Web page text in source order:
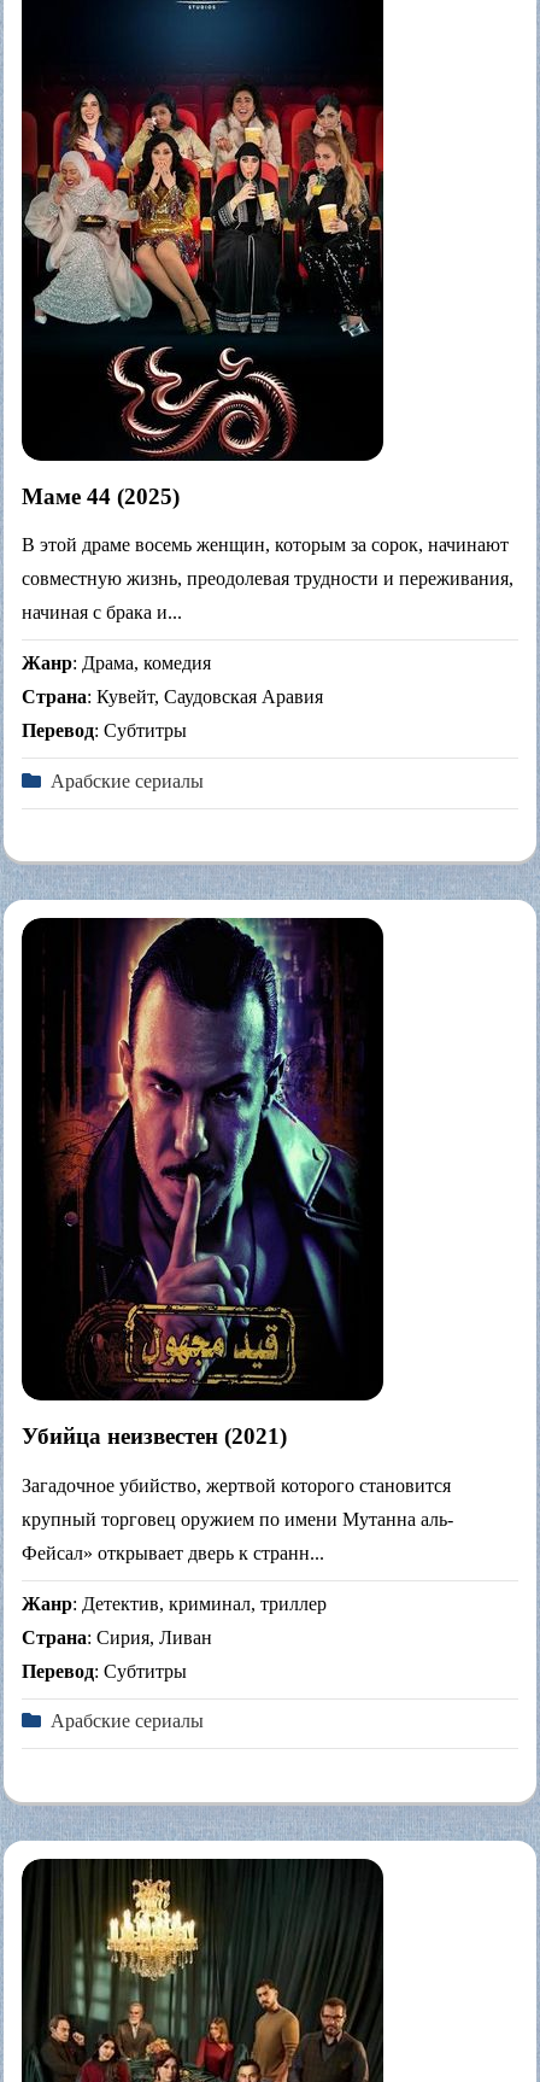
Маме 44 (2025)
В этой драме восемь женщин, которым за сорок, начинают
совместную жизнь, преодолевая трудности и переживания,
начиная с брака и...
Жанр: Драма, комедия
Страна: Кувейт, Саудовская Аравия
Перевод: Субтитры
Арабские сериалы
Убийца неизвестен (2021)
Загадочное убийство, жертвой которого становится
крупный торговец оружием по имени Мутанна аль-
Фейсал» открывает дверь к странн...
Жанр: Детектив, криминал, триллер
Страна: Сирия, Ливан
Перевод: Субтитры
Арабские сериалы